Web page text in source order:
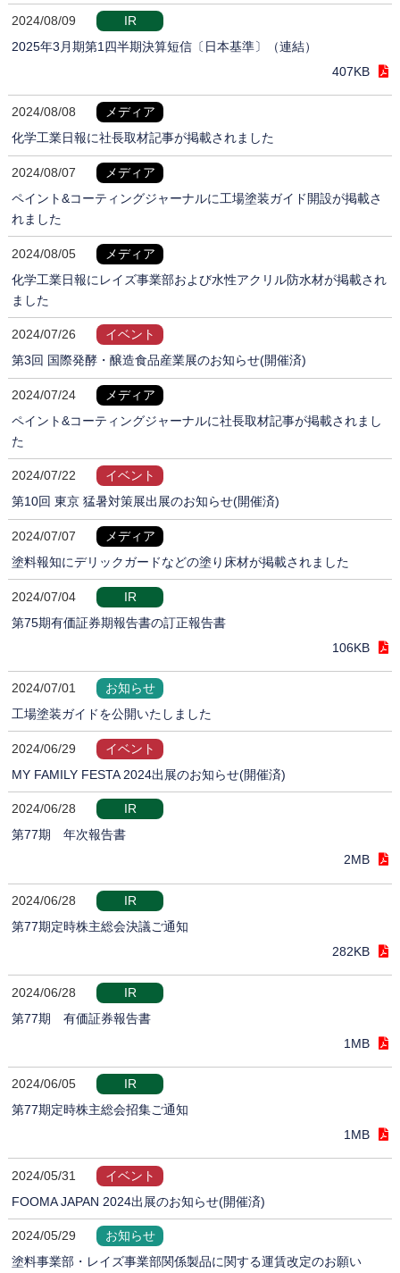
2024/08/09
IR
2025年3月期第1四半期決算短信〔日本基準〕（連結）
407KB
2024/08/08
メディア
化学工業日報に社長取材記事が掲載されました
2024/08/07
メディア
ペイント&コーティングジャーナルに工場塗装ガイド開設が掲載さ
れました
2024/08/05
メディア
化学工業日報にレイズ事業部および水性アクリル防水材が掲載され
ました
2024/07/26
イベント
第3回 国際発酵・醸造食品産業展のお知らせ(開催済)
2024/07/24
メディア
ペイント&コーティングジャーナルに社長取材記事が掲載されまし
た
2024/07/22
イベント
第10回 東京 猛暑対策展出展のお知らせ(開催済)
2024/07/07
メディア
塗料報知にデリックガードなどの塗り床材が掲載されました
2024/07/04
IR
第75期有価証券期報告書の訂正報告書
106KB
2024/07/01
お知らせ
工場塗装ガイドを公開いたしました
2024/06/29
イベント
MY FAMILY FESTA 2024出展のお知らせ(開催済)
2024/06/28
IR
第77期 年次報告書
2MB
2024/06/28
IR
第77期定時株主総会決議ご通知
282KB
2024/06/28
IR
第77期 有価証券報告書
1MB
2024/06/05
IR
第77期定時株主総会招集ご通知
1MB
2024/05/31
イベント
FOOMA JAPAN 2024出展のお知らせ(開催済)
2024/05/29
お知らせ
塗料事業部・レイズ事業部関係製品に関する運賃改定のお願い